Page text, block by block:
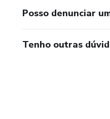
Posso denunciar
Tenho outras